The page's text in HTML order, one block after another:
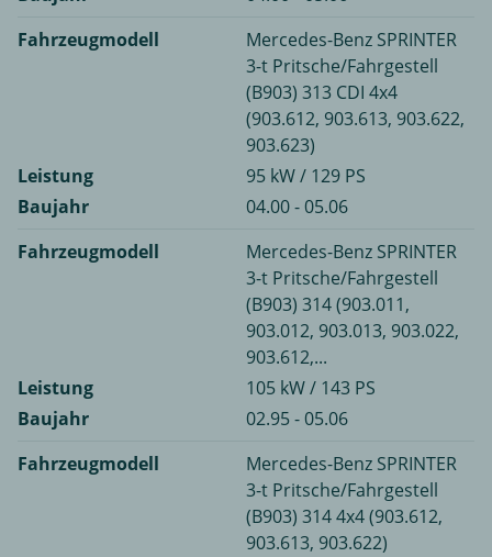
Fahrzeugmodell
Mercedes-Benz SPRINTER
3-t Pritsche/Fahrgestell
(B903) 313 CDI 4x4
(903.612, 903.613, 903.622,
903.623)
Leistung
95 kW / 129 PS
Baujahr
04.00 - 05.06
Fahrzeugmodell
Mercedes-Benz SPRINTER
3-t Pritsche/Fahrgestell
(B903) 314 (903.011,
903.012, 903.013, 903.022,
903.612,...
Leistung
105 kW / 143 PS
Baujahr
02.95 - 05.06
Fahrzeugmodell
Mercedes-Benz SPRINTER
3-t Pritsche/Fahrgestell
(B903) 314 4x4 (903.612,
903.613, 903.622)